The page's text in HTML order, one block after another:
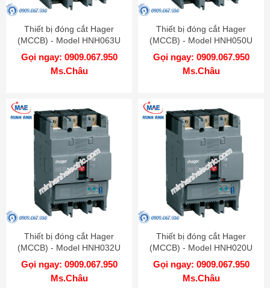
Thiết bị đóng cắt Hager
(MCCB) - Model HNH063U
Gọi ngay: 0909.067.950
Ms.Châu
Thiết bị đóng cắt Hager
(MCCB) - Model HNH050U
Gọi ngay: 0909.067.950
Ms.Châu
Thiết bị đóng cắt Hager
(MCCB) - Model HNH032U
Gọi ngay: 0909.067.950
Ms.Châu
Thiết bị đóng cắt Hager
(MCCB) - Model HNH020U
Gọi ngay: 0909.067.950
Ms.Châu